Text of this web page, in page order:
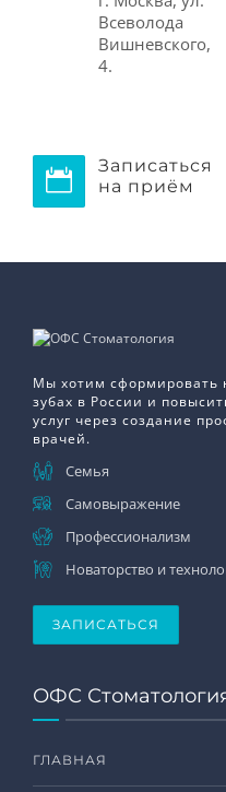
Всеволода
Вишневского,
4.
Записаться
на приём
Мы хотим сформировать
зубах в России и
услуг через создание
врачей.
Семья
Самовыражение
Профессионализм
Новаторство и
ЗАПИСАТЬСЯ
ОФС
ГЛАВНАЯ